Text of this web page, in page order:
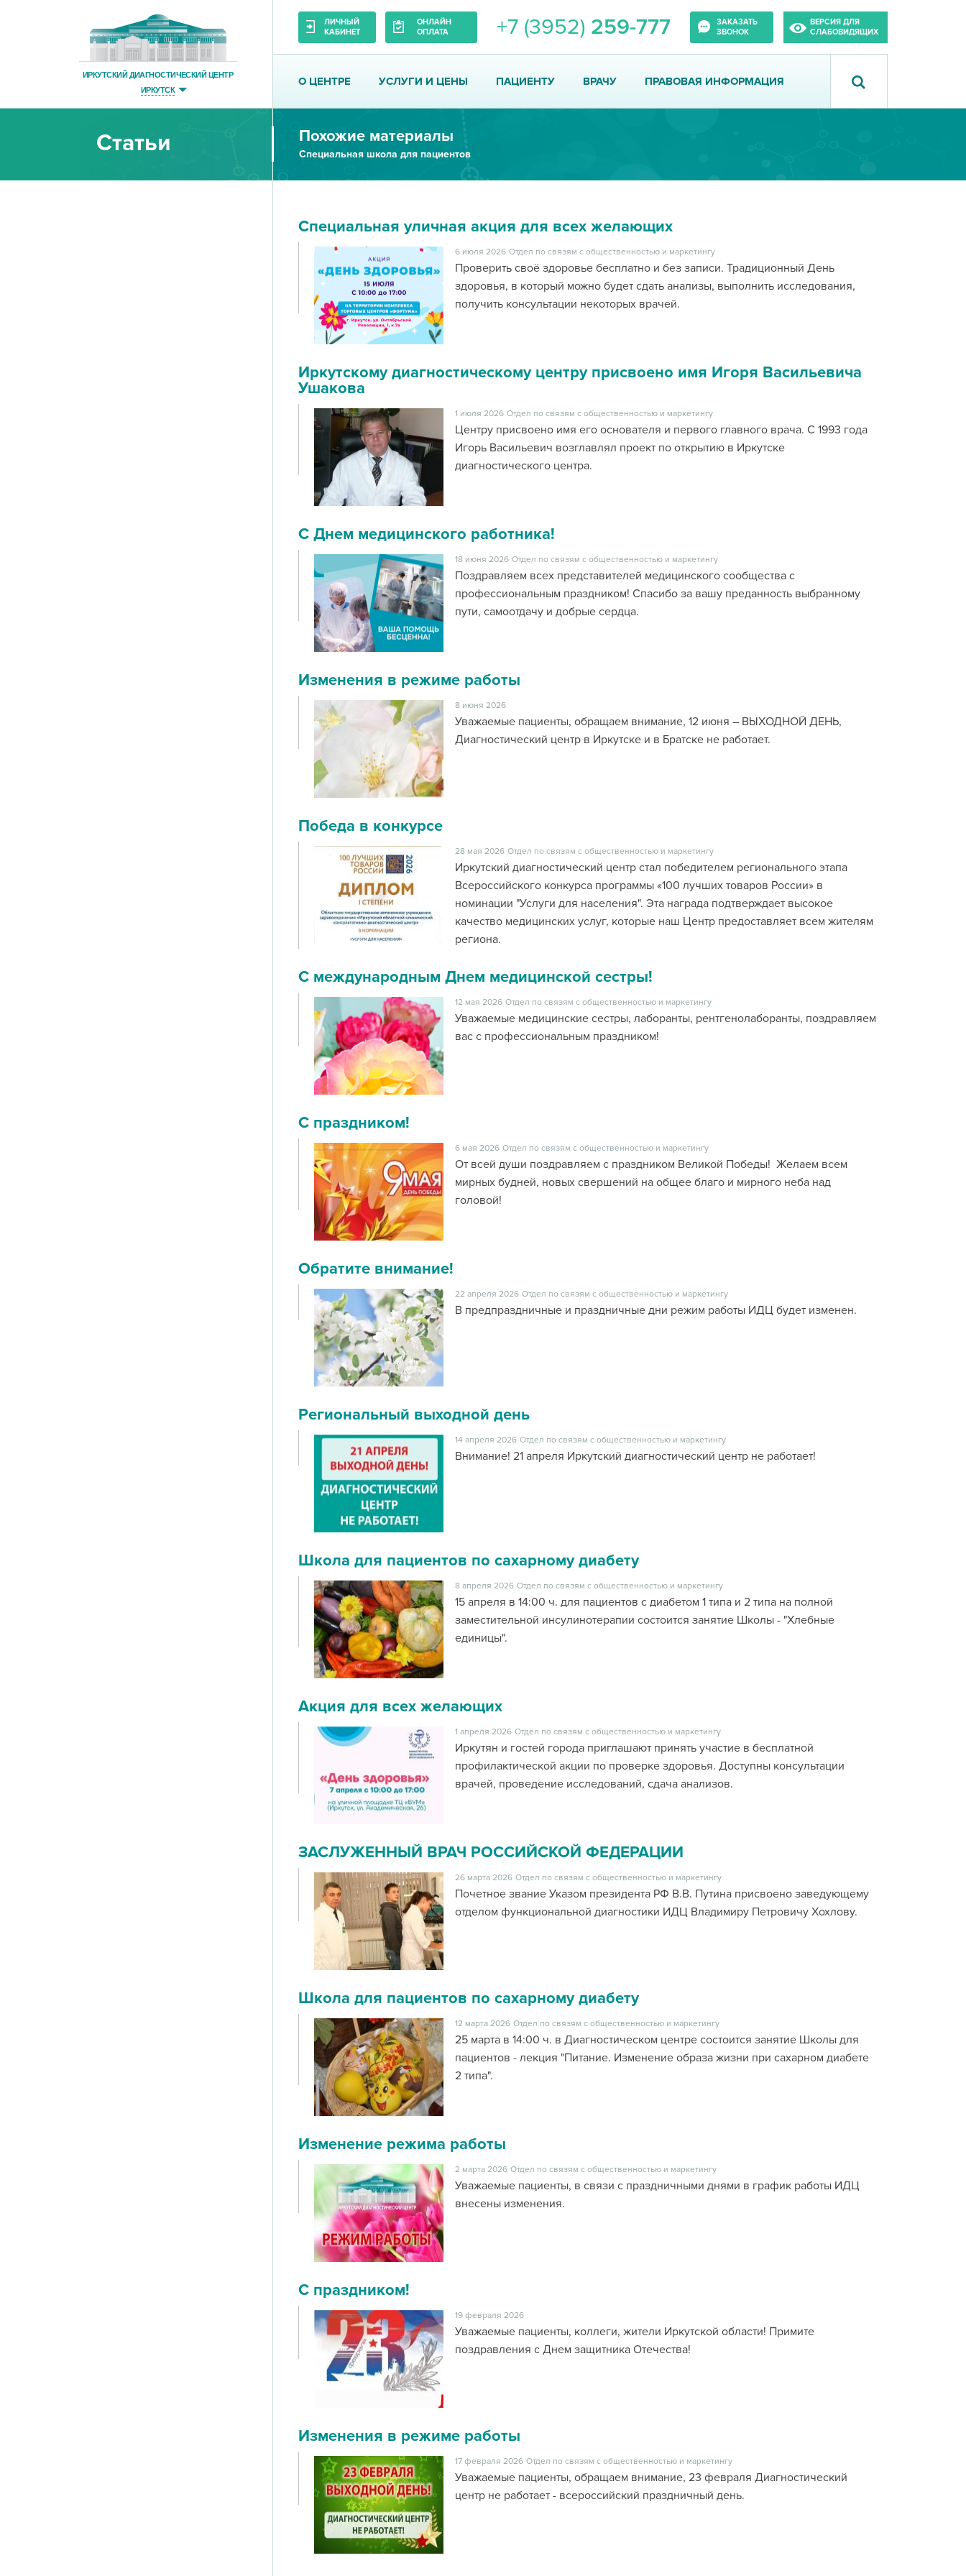
ИРКУТСКИЙ ДИАГНОСТИЧЕСКИЙ ЦЕНТР
ИРКУТСК
ЛИЧНЫЙ
КАБИНЕТ
ОНЛАЙН
ОПЛАТА
+7 (3952) 259-777
ЗАКАЗАТЬ
ЗВОНОК
ВЕРСИЯ ДЛЯ
СЛАБОВИДЯЩИХ
О ЦЕНТРЕ УСЛУГИ И ЦЕНЫ ПАЦИЕНТУ ВРАЧУ ПРАВОВАЯ ИНФОРМАЦИЯ
Статьи Похожие материалы
Специальная школа для пациентов
Специальная уличная акция для всех желающих
6 июля 2026 Отдел по связям с общественностью и маркетингу
Проверить своё здоровье бесплатно и без записи. Традиционный День
здоровья, в который можно будет сдать анализы, выполнить исследования,
получить консультации некоторых врачей.
Иркутскому диагностическому центру присвоено имя Игоря Васильевича
Ушакова
1 июля 2026 Отдел по связям с общественностью и маркетингу
Центру присвоено имя его основателя и первого главного врача. С 1993 года
Игорь Васильевич возглавлял проект по открытию в Иркутске
диагностического центра.
С Днем медицинского работника!
18 июня 2026 Отдел по связям с общественностью и маркетингу
Поздравляем всех представителей медицинского сообщества с
профессиональным праздником! Спасибо за вашу преданность выбранному
пути, самоотдачу и добрые сердца.
Изменения в режиме работы
8 июня 2026
Уважаемые пациенты, обращаем внимание, 12 июня – ВЫХОДНОЙ ДЕНЬ,
Диагностический центр в Иркутске и в Братске не работает.
Победа в конкурсе
28 мая 2026 Отдел по связям с общественностью и маркетингу
Иркутский диагностический центр стал победителем регионального этапа
Всероссийского конкурса программы «100 лучших товаров России» в
номинации "Услуги для населения". Эта награда подтверждает высокое
качество медицинских услуг, которые наш Центр предоставляет всем жителям
региона.
С международным Днем медицинской сестры!
12 мая 2026 Отдел по связям с общественностью и маркетингу
Уважаемые медицинские сестры, лаборанты, рентгенолаборанты, поздравляем
вас с профессиональным праздником!
С праздником!
6 мая 2026 Отдел по связям с общественностью и маркетингу
От всей души поздравляем с праздником Великой Победы! Желаем всем
мирных будней, новых свершений на общее благо и мирного неба над
головой!
Обратите внимание!
22 апреля 2026 Отдел по связям с общественностью и маркетингу
В предпраздничные и праздничные дни режим работы ИДЦ будет изменен.
Региональный выходной день
14 апреля 2026 Отдел по связям с общественностью и маркетингу
Внимание! 21 апреля Иркутский диагностический центр не работает!
Школа для пациентов по сахарному диабету
8 апреля 2026 Отдел по связям с общественностью и маркетингу
15 апреля в 14:00 ч. для пациентов с диабетом 1 типа и 2 типа на полной
заместительной инсулинотерапии состоится занятие Школы - "Хлебные
единицы".
Акция для всех желающих
1 апреля 2026 Отдел по связям с общественностью и маркетингу
Иркутян и гостей города приглашают принять участие в бесплатной
профилактической акции по проверке здоровья. Доступны консультации
врачей, проведение исследований, сдача анализов.
ЗАСЛУЖЕННЫЙ ВРАЧ РОССИЙСКОЙ ФЕДЕРАЦИИ
26 марта 2026 Отдел по связям с общественностью и маркетингу
Почетное звание Указом президента РФ В.В. Путина присвоено заведующему
отделом функциональной диагностики ИДЦ Владимиру Петровичу Хохлову.
Школа для пациентов по сахарному диабету
12 марта 2026 Отдел по связям с общественностью и маркетингу
25 марта в 14:00 ч. в Диагностическом центре состоится занятие Школы для
пациентов - лекция "Питание. Изменение образа жизни при сахарном диабете
2 типа".
Изменение режима работы
2 марта 2026 Отдел по связям с общественностью и маркетингу
Уважаемые пациенты, в связи с праздничными днями в график работы ИДЦ
внесены изменения.
С праздником!
19 февраля 2026
Уважаемые пациенты, коллеги, жители Иркутской области! Примите
поздравления с Днем защитника Отечества!
Изменения в режиме работы
17 февраля 2026 Отдел по связям с общественностью и маркетингу
Уважаемые пациенты, обращаем внимание, 23 февраля Диагностический
центр не работает - всероссийский праздничный день.